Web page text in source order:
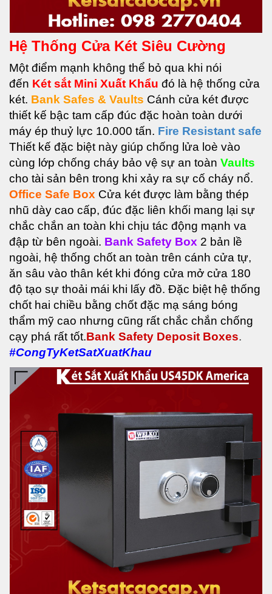
Hệ Thống Cửa Két Siêu Cường
Một điểm mạnh không thể bỏ qua khi nói
đến Két sắt Mini Xuất Khẩu đó là hệ thống cửa
két. Bank Safes & Vaults Cánh cửa két được
thiết kế bậc tam cấp đúc đặc hoàn toàn dưới
máy ép thuỷ lực 10.000 tấn. Fire Resistant safe
Thiết kế đặc biệt này giúp chống lửa loè vào
cùng lớp chống cháy bảo vệ sự an toàn Vaults
cho tài sản bên trong khi xảy ra sự cố cháy nổ.
Office Safe Box Cửa két được làm bằng thép
nhũ dày cao cấp, đúc đặc liên khối mang lại sự
chắc chắn an toàn khi chịu tác động mạnh va
đập từ bên ngoài. Bank Safety Box 2 bản lề
ngoài, hệ thống chốt an toàn trên cánh cửa tự,
ăn sâu vào thân két khi đóng cửa mở cửa 180
độ tạo sự thoải mái khi lấy đồ. Đặc biệt hệ thống
chốt hai chiều bằng chốt đặc mạ sáng bóng
thẩm mỹ cao nhưng cũng rất chắc chắn chống
cạy phá rất tốt.Bank Safety Deposit Boxes.
#CongTyKetSatXuatKhau